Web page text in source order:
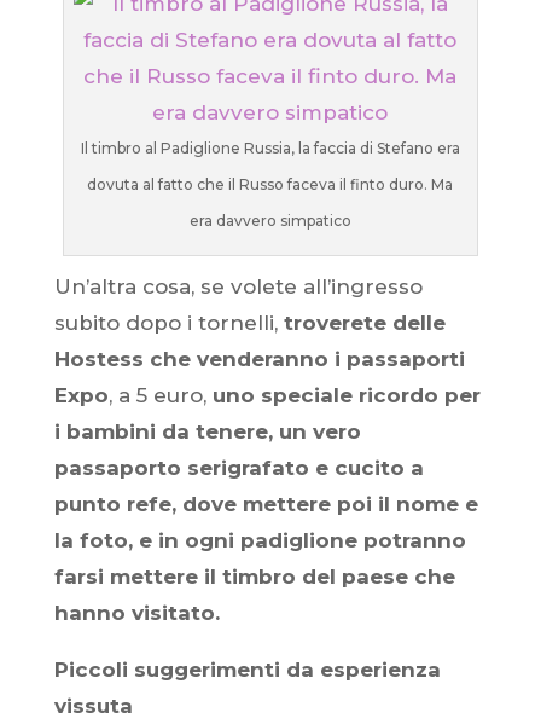
Il timbro al Padiglione Russia, la faccia di Stefano era
dovuta al fatto che il Russo faceva il finto duro. Ma
era davvero simpatico
Un’altra cosa, se volete all’ingresso
subito dopo i tornelli, troverete delle
Hostess che venderanno i passaporti
Expo, a 5 euro, uno speciale ricordo per
i bambini da tenere, un vero
passaporto serigrafato e cucito a
punto refe, dove mettere poi il nome e
la foto, e in ogni padiglione potranno
farsi mettere il timbro del paese che
hanno visitato.
Piccoli suggerimenti da esperienza
vissuta